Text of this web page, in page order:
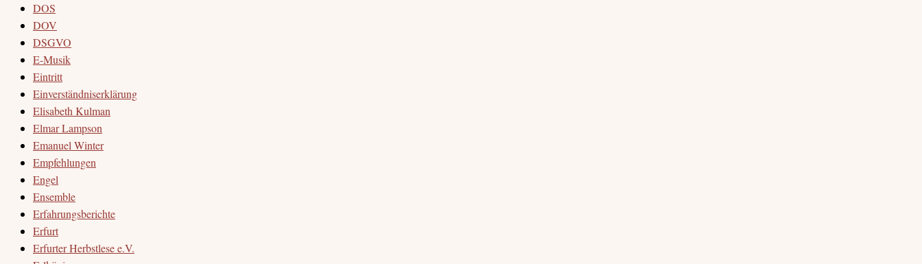
DOS
DOV
DSGVO
E-Musik
Eintritt
Einverständniserklärung
Elisabeth Kulman
Elmar Lampson
Emanuel Winter
Empfehlungen
Engel
Ensemble
Erfahrungsberichte
Erfurt
Erfurter Herbstlese e.V.